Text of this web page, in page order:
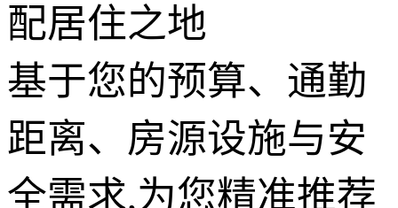
配居住之地
基于您的预算、通勤
距离、房源设施与安
全需求,为您精准推荐